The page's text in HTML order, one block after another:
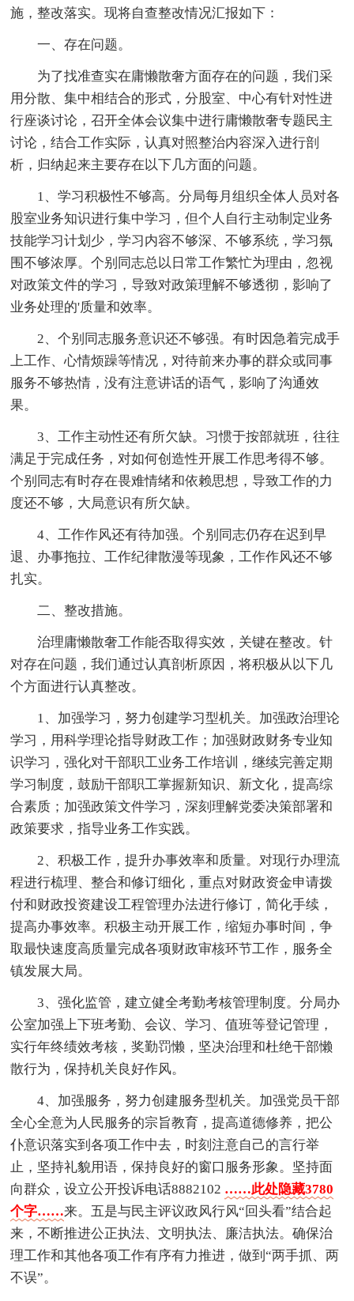
施，整改落实。现将自查整改情况汇报如下：
一、存在问题。
为了找准查实在庸懒散奢方面存在的问题，我们采
用分散、集中相结合的形式，分股室、中心有针对性进
行座谈讨论，召开全体会议集中进行庸懒散奢专题民主
讨论，结合工作实际，认真对照整治内容深入进行剖
析，归纳起来主要存在以下几方面的问题。
1、学习积极性不够高。分局每月组织全体人员对各
股室业务知识进行集中学习，但个人自行主动制定业务
技能学习计划少，学习内容不够深、不够系统，学习氛
围不够浓厚。个别同志总以日常工作繁忙为理由，忽视
对政策文件的学习，导致对政策理解不够透彻，影响了
业务处理的'质量和效率。
2、个别同志服务意识还不够强。有时因急着完成手
上工作、心情烦躁等情况，对待前来办事的群众或同事
服务不够热情，没有注意讲话的语气，影响了沟通效
果。
3、工作主动性还有所欠缺。习惯于按部就班，往往
满足于完成任务，对如何创造性开展工作思考得不够。
个别同志有时存在畏难情绪和依赖思想，导致工作的力
度还不够，大局意识有所欠缺。
4、工作作风还有待加强。个别同志仍存在迟到早
退、办事拖拉、工作纪律散漫等现象，工作作风还不够
扎实。
二、整改措施。
治理庸懒散奢工作能否取得实效，关键在整改。针
对存在问题，我们通过认真剖析原因，将积极从以下几
个方面进行认真整改。
1、加强学习，努力创建学习型机关。加强政治理论
学习，用科学理论指导财政工作；加强财政财务专业知
识学习，强化对干部职工业务工作培训，继续完善定期
学习制度，鼓励干部职工掌握新知识、新文化，提高综
合素质；加强政策文件学习，深刻理解党委决策部署和
政策要求，指导业务工作实践。
2、积极工作，提升办事效率和质量。对现行办理流
程进行梳理、整合和修订细化，重点对财政资金申请拨
付和财政投资建设工程管理办法进行修订，简化手续，
提高办事效率。积极主动开展工作，缩短办事时间，争
取最快速度高质量完成各项财政审核环节工作，服务全
镇发展大局。
3、强化监管，建立健全考勤考核管理制度。分局办
公室加强上下班考勤、会议、学习、值班等登记管理，
实行年终绩效考核，奖勤罚懒，坚决治理和杜绝干部懒
散行为，保持机关良好作风。
4、加强服务，努力创建服务型机关。加强党员干部
全心全意为人民服务的宗旨教育，提高道德修养，把公
仆意识落实到各项工作中去，时刻注意自己的言行举
止，坚持礼貌用语，保持良好的窗口服务形象。坚持面
向群众，设立公开投诉电话8882102 ……此处隐藏3780
个字……来。五是与民主评议政风行风“回头看”结合起
来，不断推进公正执法、文明执法、廉洁执法。确保治
理工作和其他各项工作有序有力推进，做到“两手抓、两
不误”。